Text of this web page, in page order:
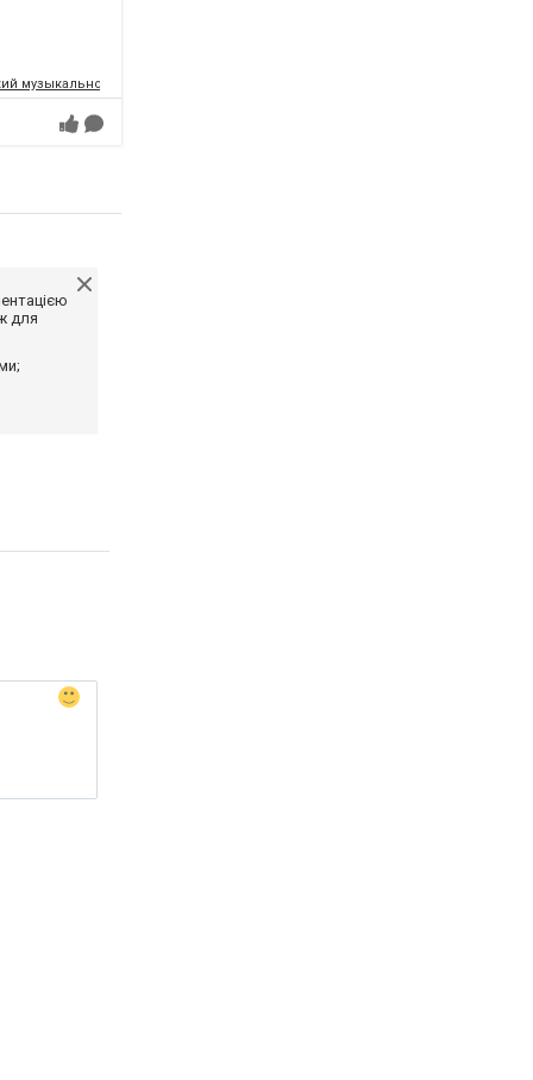
музыкально-драматический театр имени Т.Г.Шевченко
для